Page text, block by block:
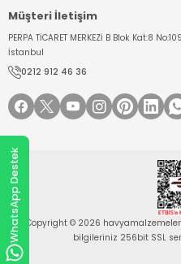
Müşteri İletişim
PERPA TİCARET MERKEZİ B Blok Kat:8
İstanbul
0212 912 46 36
Copyright © 2026
bilgileriniz 256bit SSL
WhatsApp Destek